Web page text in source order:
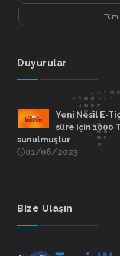
Tüm
Duyurular
Yeni Nesil E-
süre için 1000
sunulmuştur
01/06/2023
Bize Ulaşın